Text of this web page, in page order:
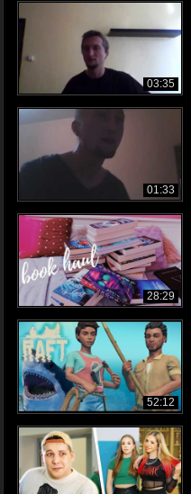
03:35
01:33
28:29
52:12